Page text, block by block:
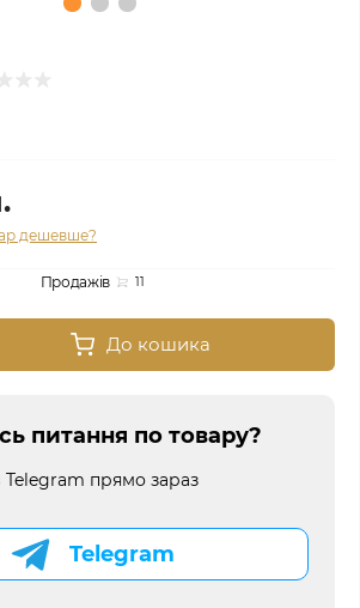
дешевше?
Продажів 11
До кошика
питання по товару?
прямо зараз
Telegram